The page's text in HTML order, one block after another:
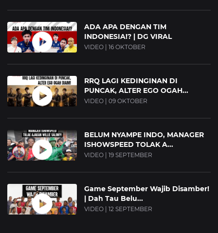
ADA APA DENGAN TIM
INDONESIA!? | DG VIRAL
VIDEO | 16 OKTOBER
RRQ LAGI KEDINGINAN DI
PUNCAK, ALTER EGO OGAH...
VIDEO | 09 OKTOBER
BELUM NYAMPE INDO, MANAGER
ISHOWSPEED TOLAK A...
VIDEO | 19 SEPTEMBER
Game September Wajib Disamber!
| Dah Tau Belu...
VIDEO | 12 SEPTEMBER